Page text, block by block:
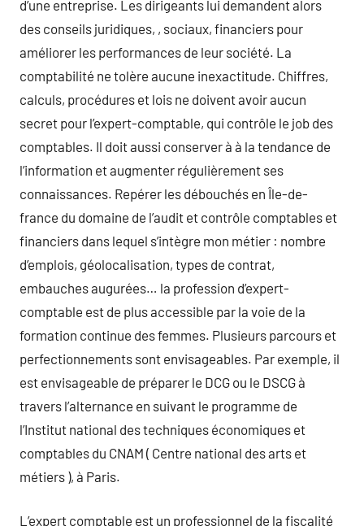
d’une entreprise. Les dirigeants lui demandent alors
des conseils juridiques, , sociaux, financiers pour
améliorer les performances de leur société. La
comptabilité ne tolère aucune inexactitude. Chiffres,
calculs, procédures et lois ne doivent avoir aucun
secret pour l’expert-comptable, qui contrôle le job des
comptables. Il doit aussi conserver à à la tendance de
l’information et augmenter régulièrement ses
connaissances. Repérer les débouchés en Île-de-
france du domaine de l’audit et contrôle comptables et
financiers dans lequel s’intègre mon métier : nombre
d’emplois, géolocalisation, types de contrat,
embauches augurées… la profession d’expert-
comptable est de plus accessible par la voie de la
formation continue des femmes. Plusieurs parcours et
perfectionnements sont envisageables. Par exemple, il
est envisageable de préparer le DCG ou le DSCG à
travers l’alternance en suivant le programme de
l’Institut national des techniques économiques et
comptables du CNAM ( Centre national des arts et
métiers ), à Paris.
L’expert comptable est un professionnel de la fiscalité